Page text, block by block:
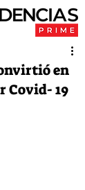
en
Covid- 19